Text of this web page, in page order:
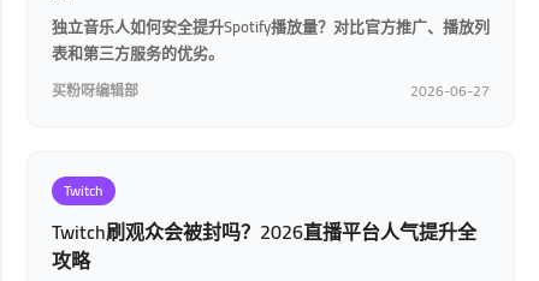
独立音乐人如何安全提升Spotify播放量？对比官方推广、播放列
表和第三方服务的优劣。
买粉呀编辑部 2026-06-27
Twitch
Twitch刷观众会被封吗？2026直播平台人气提升全
攻略